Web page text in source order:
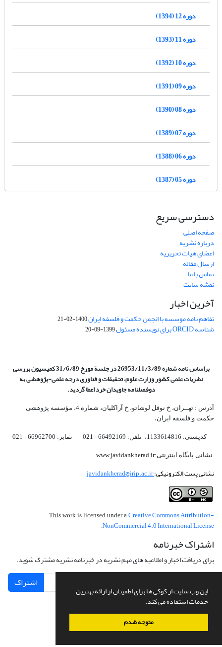
این وب سایت از کوکی ها برای اطمینان از ارائه بهترین
خدمات استفاده می کند.
متوجه شدم
دوره 12 (1394)
دوره 11 (1393)
دوره 10 (1392)
دوره 09 (1391)
دوره 08 (1390)
دوره 07 (1389)
دوره 06 (1388)
دوره 05 (1387)
دسترسی سریع
صفحه اصلی
درباره نشریه
اعضای هیات تحریریه
ارسال مقاله
تماس با ما
نقشه سایت
آخرین اخبار
تفاهم نامه موسسه با انجمن حکمت و فلسفه ایران1400-02-21
شناسه ORCID برای نویسنده مسئول 1399-09-20
براساس نامه شماره 26953/11/3/89 در جلسة مورخ 31/6/89 کمیسیون
بررسی
نشریات علمی کشور وزارت علوم، تحقیقات و فناوری درجه علمی‌-پژوهشیبه
دوفصلنامه جاویدان خرد اعطا گردید.
آدرس : تهــران، خ نوفل لوشاتو، خ آراکلیان، شماره 4،‌ مؤسسه پژوهشی
حکمت و فلسفه ایران،‌
کدپستی: 1133614816، تلفن: 66492169 - 021 نمابر: 66962700 - 021
نشانی پایگاه اینترنتی:www.javidankherad.ir
نشانی پست الکترونیکی:javidankherad@irip.ac.ir
This work is licensed under a Creative Commons Attribution-
NonCommercial 4.0 International License
اشتراک خبرنامه
برای دریافت اخبار و اطلاعیه های مهم نشریه در خبرنامه نشریه مشترک شوید.
اشتراک
سامانه مدیریت نشریات علمی.طراحی و پیاده سازی ازسیناوب